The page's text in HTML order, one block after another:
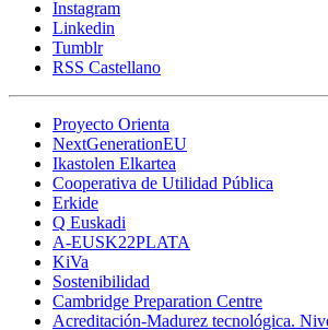
Instagram
Linkedin
Tumblr
RSS Castellano
Proyecto Orienta
NextGenerationEU
Ikastolen Elkartea
Cooperativa de Utilidad Pública
Erkide
Q Euskadi
A-EUSK22PLATA
KiVa
Sostenibilidad
Cambridge Preparation Centre
Acreditación-Madurez tecnológica.